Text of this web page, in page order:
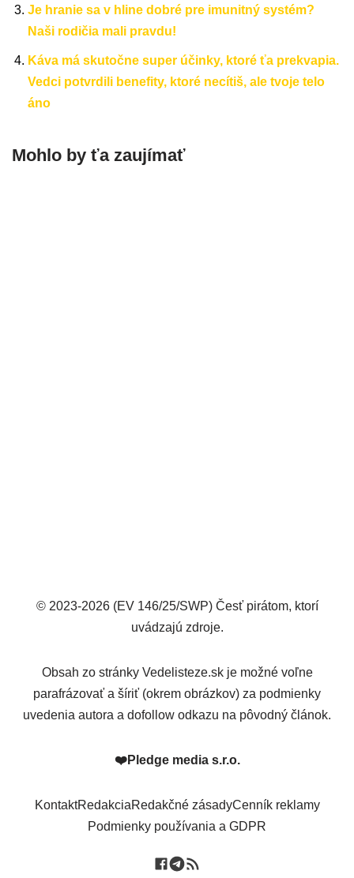
Je hranie sa v hline dobré pre imunitný systém?
Naši rodičia mali pravdu!
Káva má skutočne super účinky, ktoré ťa prekvapia.
Vedci potvrdili benefity, ktoré necítiš, ale tvoje telo
áno
Mohlo by ťa zaujímať
© 2023-2026 (EV 146/25/SWP) Česť pirátom, ktorí
uvádzajú zdroje.
Obsah zo stránky Vedelisteze.sk je možné voľne
parafrázovať a šíriť (okrem obrázkov) za podmienky
uvedenia autora a dofollow odkazu na pôvodný článok.
❤️Pledge media s.r.o.
KontaktRedakciaRedakčné zásadyCenník reklamy
Podmienky používania a GDPR